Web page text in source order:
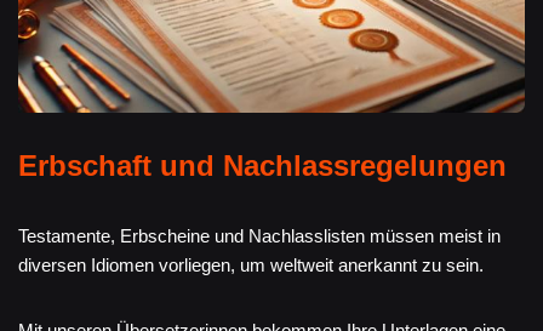
Erbschaft und Nachlassregelungen
Testamente, Erbscheine und Nachlasslisten müssen meist in
diversen Idiomen vorliegen, um weltweit anerkannt zu sein.